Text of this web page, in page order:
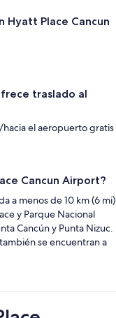
Hyatt Place Cancun
traslado al
el aeropuerto gratis
Cancun Airport?
a menos de 10 km (6 mi)
y Parque Nacional
Cancún y Punta Nizuc.
se encuentran a